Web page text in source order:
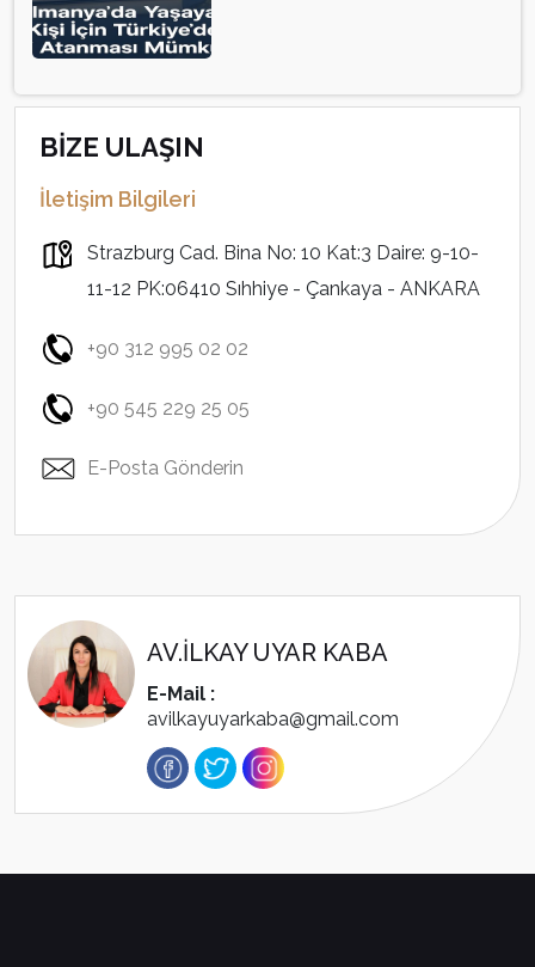
BİZE ULAŞIN
İletişim Bilgileri
Strazburg Cad. Bina No: 10 Kat:3 Daire: 9-10-
11-12 PK:06410 Sıhhiye - Çankaya - ANKARA
+90 312 995 02 02
+90 545 229 25 05
E-Posta Gönderin
AV.İLKAY UYAR KABA
E-Mail :
avilkayuyarkaba@gmail.com